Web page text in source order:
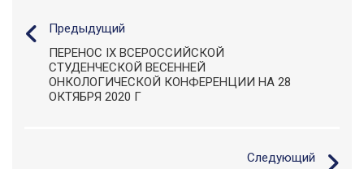
Предыдущий
ПЕРЕНОС IX ВСЕРОССИЙСКОЙ
СТУДЕНЧЕСКОЙ ВЕСЕННЕЙ
ОНКОЛОГИЧЕСКОЙ КОНФЕРЕНЦИИ НА 28
ОКТЯБРЯ 2020 Г
Следующий